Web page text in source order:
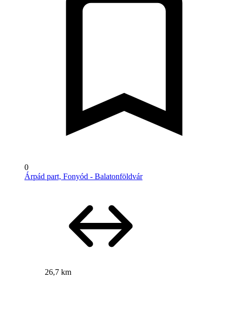
0
Árpád part, Fonyód - Balatonföldvár
26,7 km